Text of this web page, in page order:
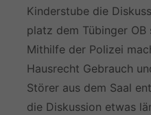
Kinderstube die
platz dem Tübinger
Mithilfe der Polizei
Hausrecht Gebrauch
Störer aus dem Saal
die Diskussion etwas